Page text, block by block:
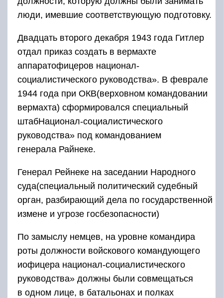
люди, имевшие соответствующую подготовку.
Двадцать второго декабря 1943 года Гитлер
отдал приказ создать в вермахте
аппаратофицеров национал-
социалистического руководства». В феврале
1944 года при ОКВ(верховном командовании
вермахта) сформировался специальный
штабНационал-социалистического
руководства» под командованием
генерала Райнеке.
Генерал Рейнеке на заседании Народного
суда(специальный политический судебный
орган, разбирающий дела по государственной
измене и угрозе госбезопасности)
По замыслу немцев, на уровне командира
роты должности войскового командующего
иофицера национал-социалистического
руководства» должны были совмещаться
в одном лице, в батальонах и полках